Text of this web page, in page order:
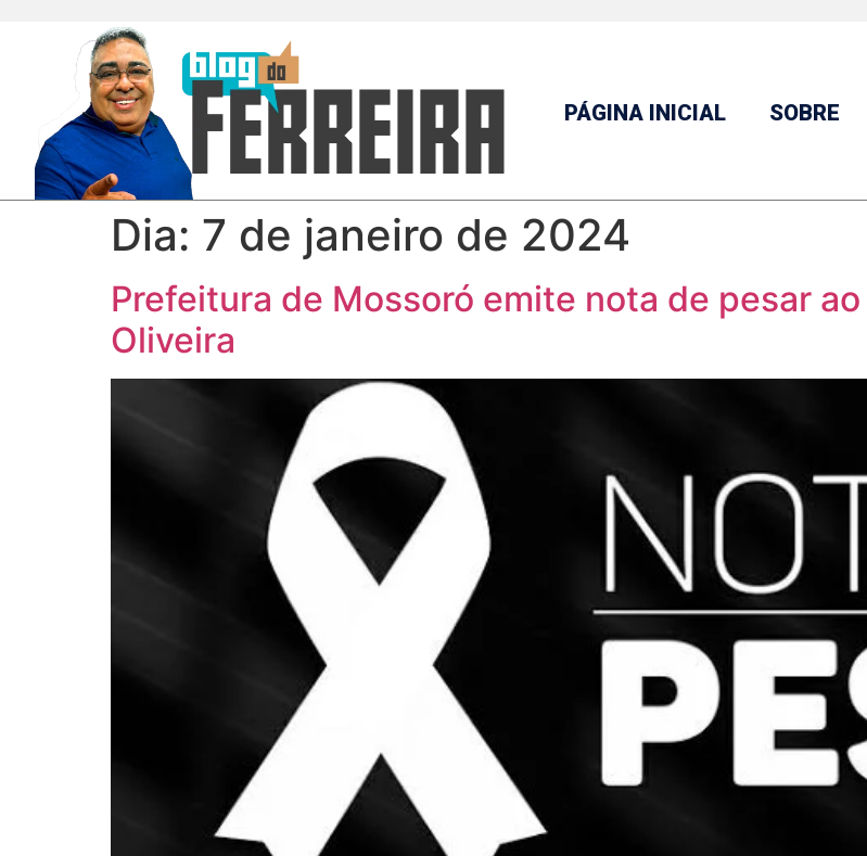
PÁGINA INICIAL SOBRE
Dia: 7 de janeiro de 2024
Prefeitura de Mossoró emite nota de pesar
Oliveira